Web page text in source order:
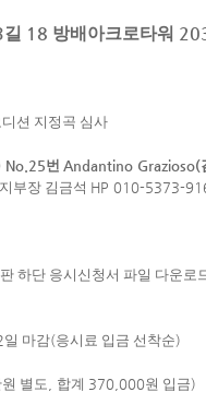
길 18 방배아크로타워
션 지정곡 심사
No.25번 Andantino Grazioso(
부장 김금석 HP 010-5373-
하단 응시신청서 파일 다운로
일 마감(응시료 입금 선착순)
원 별도 합계 370,000원 입금)